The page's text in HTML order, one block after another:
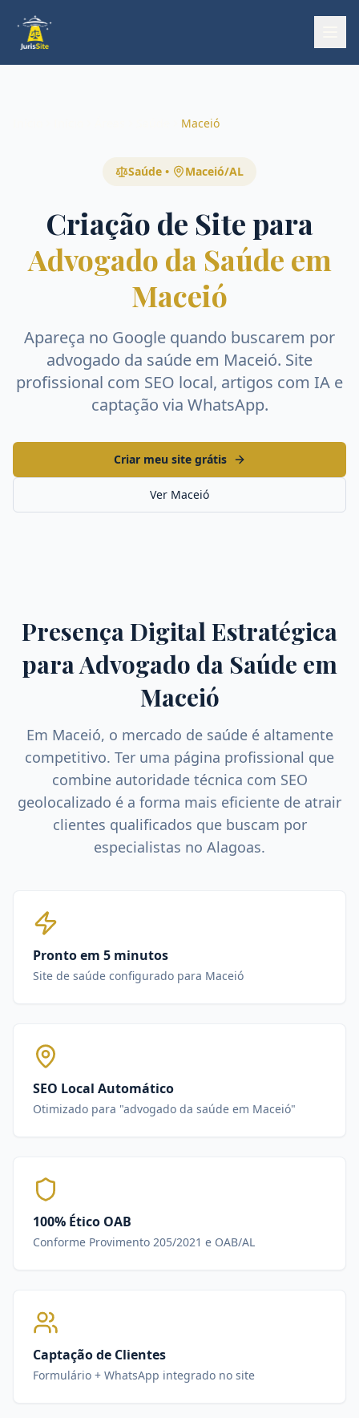
Maceió
Saúde • Maceió/AL
Criação de Site para
Advogado da Saúde em
Maceió
Apareça no Google quando buscarem por
advogado da saúde em Maceió. Site
profissional com SEO local, artigos com IA e
captação via WhatsApp.
Criar meu site grátis
Ver Maceió
Presença Digital Estratégica
paraAdvogado da Saúde em
Maceió
Em Maceió, o mercado de saúdeé altamente
competitivo. Ter uma página profissional que
combine autoridade técnica com SEO
geolocalizado é a forma mais eficiente de atrair
clientes qualificados que buscam por
especialistas no Alagoas.
Pronto em 5 minutos
Site de saúde configurado para Maceió
SEO Local Automático
Otimizado para "advogado da saúde em Maceió"
100% Ético OAB
Conforme Provimento 205/2021 e OAB/AL
Captação de Clientes
Formulário + WhatsApp integrado no site